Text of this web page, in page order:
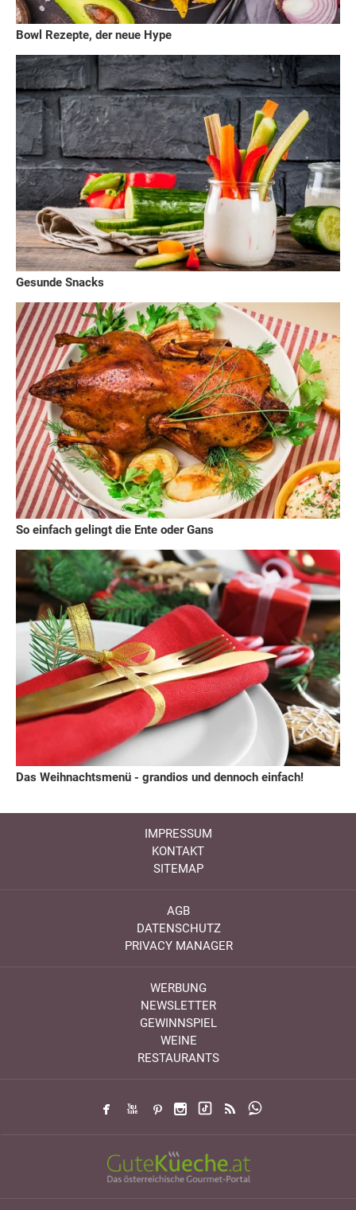
Bowl Rezepte, der neue Hype
Gesunde Snacks
So einfach gelingt die Ente oder Gans
Das Weihnachtsmenü - grandios und dennoch einfach!
IMPRESSUM
KONTAKT
SITEMAP
AGB
DATENSCHUTZ
PRIVACY MANAGER
WERBUNG
NEWSLETTER
GEWINNSPIEL
WEINE
RESTAURANTS